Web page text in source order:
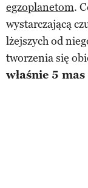
egzoplanetom.
wystarczającą
lżejszych od
tworzenia się
właśnie 5